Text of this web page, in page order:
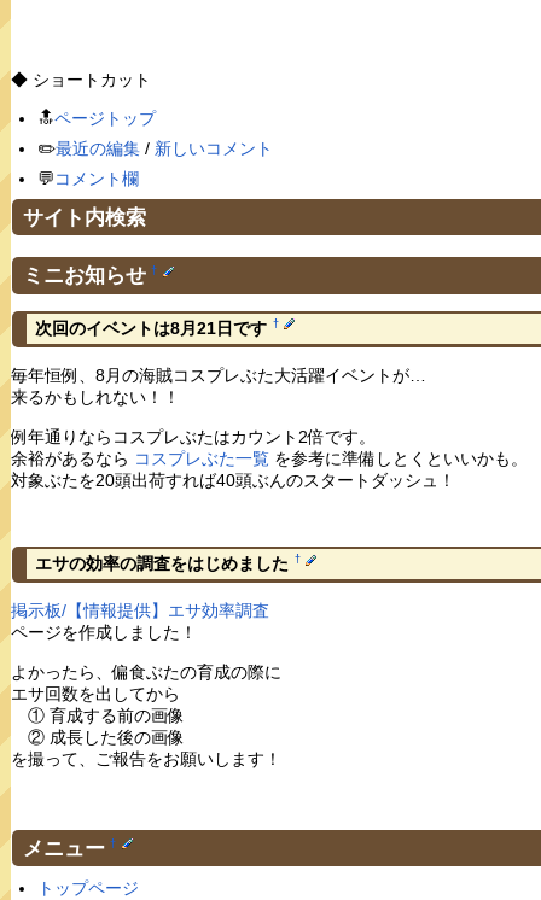
◆ ショートカット
🔝ページトップ
✏️最近の編集/ 新しいコメント
💬コメント欄
サイト内検索
ミニお知らせ †
次回のイベントは8月21日です †
毎年恒例、8月の海賊コスプレぶた大活躍イベントが…
来るかもしれない！！
例年通りならコスプレぶたはカウント2倍です。
余裕があるなら コスプレぶた一覧を参考に準備しとくといいかも。
対象ぶたを20頭出荷すれば40頭ぶんのスタートダッシュ！
エサの効率の調査をはじめました †
掲示板/【情報提供】エサ効率調査
ページを作成しました！
よかったら、偏食ぶたの育成の際に
エサ回数を出してから
① 育成する前の画像
② 成長した後の画像
を撮って、ご報告をお願いします！
メニュー †
トップページ